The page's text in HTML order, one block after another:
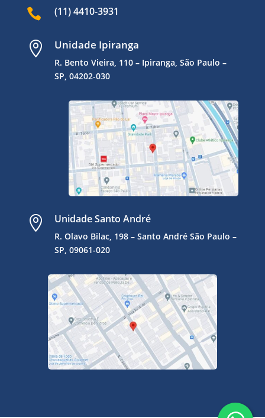
 (11) 4410-3931
 Unidade Ipiranga
R. Bento Vieira, 110 – Ipiranga, São Paulo –
SP, 04202-030
 Unidade Santo André
R. Olavo Bilac, 198 – Santo André São Paulo –
SP, 09061-020